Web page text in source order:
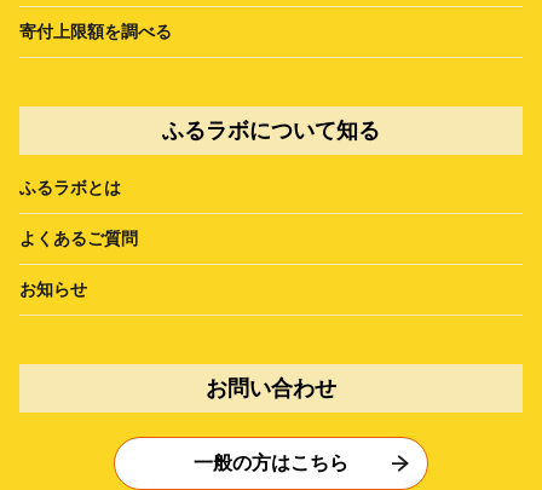
寄付上限額を調べる
ふるラボについて知る
ふるラボとは
よくあるご質問
お知らせ
お問い合わせ
一般の方はこちら